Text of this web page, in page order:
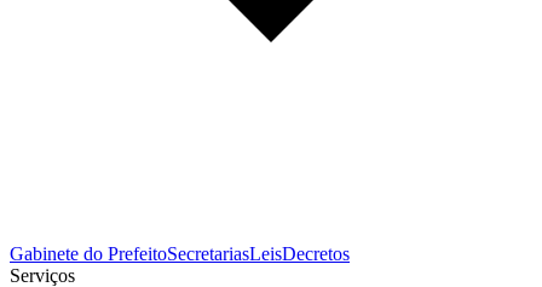
Gabinete do PrefeitoSecretariasLeisDecretos
Serviços